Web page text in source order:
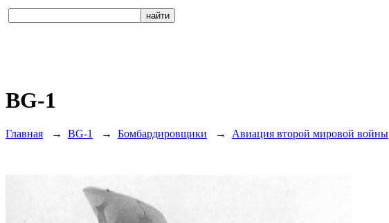
BG-1
Главная → BG-1 → Бомбардировщики → Авиация второй мировой войны